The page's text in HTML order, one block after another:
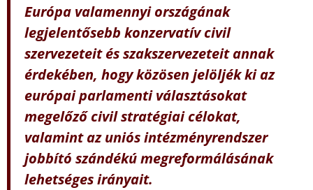
Európa valamennyi országának
legjelentősebb konzervatív civil
szervezeteit és szakszervezeteit annak
érdekében, hogy közösen jelöljék ki az
európai parlamenti választásokat
megelőző civil stratégiai célokat,
valamint az uniós intézményrendszer
jobbító szándékú megreformálásának
lehetséges irányait.